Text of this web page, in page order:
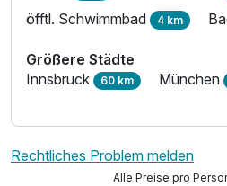
öfftl. Schwimmbad 4 km
Größere Städte
Innsbruck 60 km München
Rechtliches Problem melden
Alle Preise pro